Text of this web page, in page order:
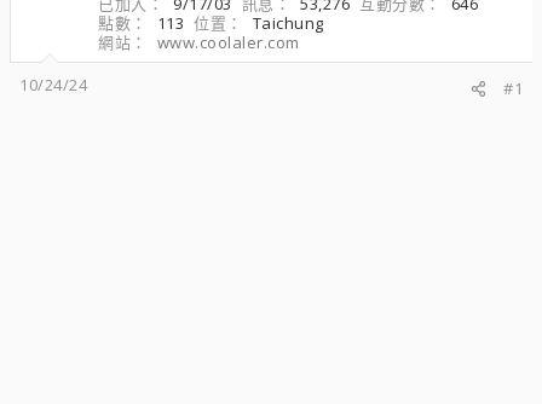
點數
113 位置
Taichung
網站
www.coolaler.com
10/24/24
#1